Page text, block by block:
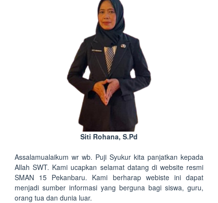
Siti Rohana, S.Pd
Assalamualaikum wr wb. Puji Syukur kita panjatkan kepada
Allah SWT. Kami ucapkan selamat datang di website resmi
SMAN 15 Pekanbaru. Kami berharap webiste ini dapat
menjadi sumber informasi yang berguna bagi siswa, guru,
orang tua dan dunia luar.